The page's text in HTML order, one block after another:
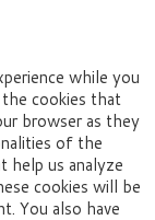
while you
cookies that
browser as they
of the
help us analyze
cookies will be
You also have